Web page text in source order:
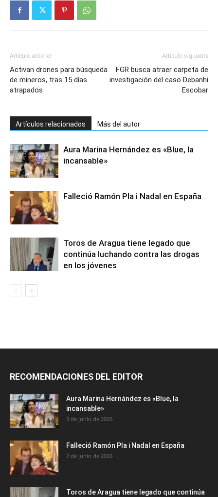
Artículo anterior
Activan drones para búsqueda
de mineros, tras 15 días
atrapados
Artículo siguiente
FGR busca atraer carpeta de
investigación del caso Debanhi
Escobar
Artículos relacionados Más del autor
Aura Marina Hernández es «Blue, la
incansable»
Falleció Ramón Pla i Nadal en España
Toros de Aragua tiene legado que
continúa luchando contra las drogas
en los jóvenes
RECOMENDACIONES DEL EDITOR
Aura Marina Hernández es «Blue, la
incansable»
3 de junio de 2026
Falleció Ramón Pla i Nadal en España
2 de junio de 2026
Toros de Aragua tiene legado que continúa